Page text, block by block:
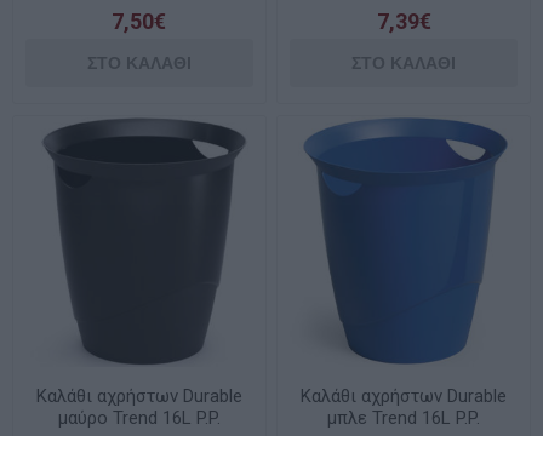
7,50€ 7,39€
Καλάθι αχρήστων Durable
μαύρο Trend 16L P.P.
1701710060
Καλάθι αχρήστων Durable
μπλε Trend 16L P.P.
1701710040